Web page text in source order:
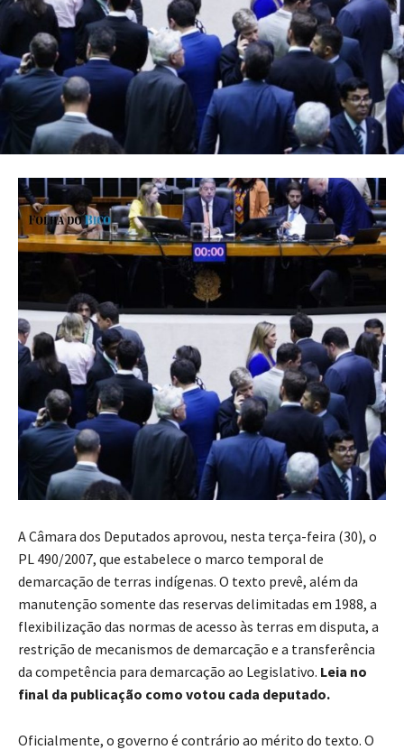
A Câmara dos Deputados aprovou, nesta terça-feira (30), o
PL 490/2007, que estabelece o marco temporal de
demarcação de terras indígenas. O texto prevê, além da
manutenção somente das reservas delimitadas em 1988, a
flexibilização das normas de acesso às terras em disputa, a
restrição de mecanismos de demarcação e a transferência
da competência para demarcação ao Legislativo. Leia no
final da publicação como votou cada deputado.
Oficialmente, o governo é contrário ao mérito do texto. O